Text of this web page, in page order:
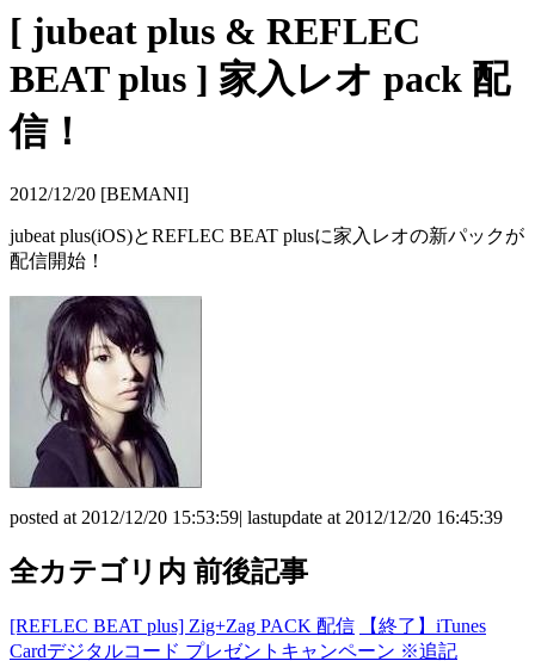
[ jubeat plus & REFLEC
BEAT plus ] 家入レオ pack 配
信！
2012/12/20 [BEMANI]
jubeat plus(iOS)とREFLEC BEAT plusに家入レオの新パックが
配信開始！
posted at 2012/12/20 15:53:59| lastupdate at 2012/12/20 16:45:39
全カテゴリ内 前後記事
[REFLEC BEAT plus] Zig+Zag PACK 配信
【終了】iTunes
Cardデジタルコード プレゼントキャンペーン ※追記